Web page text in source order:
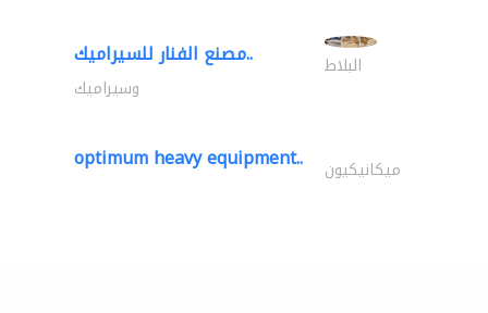
مصنع الفنار للسيراميك.. البلاط
وسيراميك
optimum heavy equipment.. ميكانيكيون